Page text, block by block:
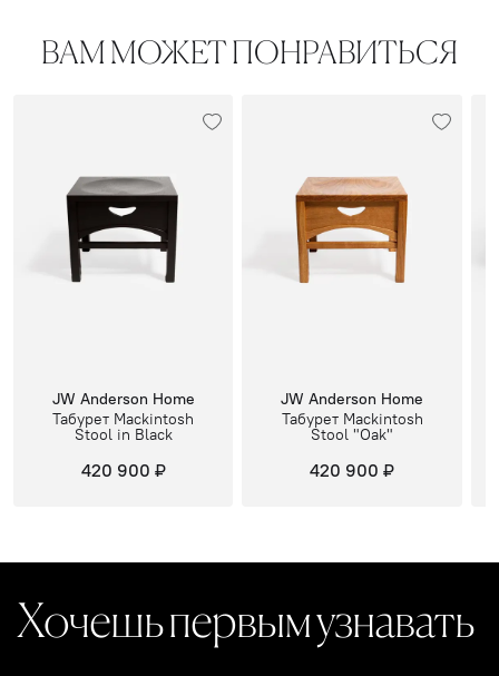
ВАМ МОЖЕТ ПОНРАВИТЬСЯ
JW Anderson Home
Табурет Mackintosh
Stool in Black
420 900 ₽
JW Anderson Home
Табурет Mackintosh
Stool "Oak"
420 900 ₽
Хочешь первым узнавать